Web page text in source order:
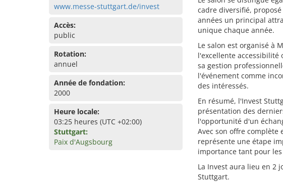
www.messe-stuttgart.de/invest
Accès:
public
Rotation:
annuel
Année de fondation:
2000
Heure locale:
03:25 heures (UTC +02:00)
Stuttgart:
Paix d'Augsbourg
cadre diversifié,
années un principal
unique chaque année.
Le salon est organisé à
l'excellente accessibilité
sa gestion
l'événement comme
des intéressés.
En résumé, l'Invest
présentation des
l'opportunité d'un
Avec son offre
représente une étape
importance tant pour
La Invest aura lieu en 2
Stuttgart.